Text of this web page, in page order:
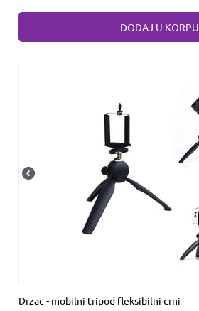
DODAJ U KORPU
Drzac - mobilni tripod fleksibilni crni